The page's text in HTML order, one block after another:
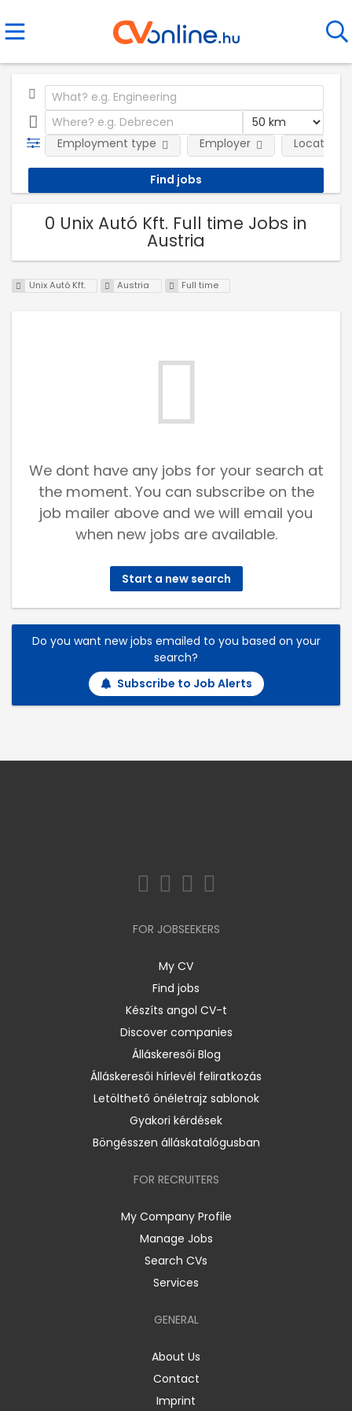
Employment type Employer Location
0 Unix Autó Kft. Full time Jobs in
Austria
Unix Autó Kft. Austria Full time
We dont have any jobs for your search at
the moment. You can subscribe on the
job mailer above and we will email you
when new jobs are available.
Start a new search
Do you want new jobs emailed to you based on your
search?
Subscribe to Job Alerts
FOR JOBSEEKERS
My CV
Find jobs
Készíts angol CV-t
Discover companies
Álláskeresői Blog
Álláskeresői hírlevél feliratkozás
Letölthető önéletrajz sablonok
Gyakori kérdések
Böngésszen álláskatalógusban
FOR RECRUITERS
My Company Profile
Manage Jobs
Search CVs
Services
GENERAL
About Us
Contact
Imprint